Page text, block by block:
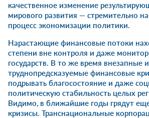
качественное изменение
мирового развития — стремительно
процесс экономизации политики.
Нарастающие финансовые потоки
степени вне контроля и даже
государств. В то же время внезапные и
труднопредсказуемые финансовые
подрывать благосостояние и даже
политическую стабильность целых
Видимо, в ближайшие годы грядут
кризисы. Транснациональные